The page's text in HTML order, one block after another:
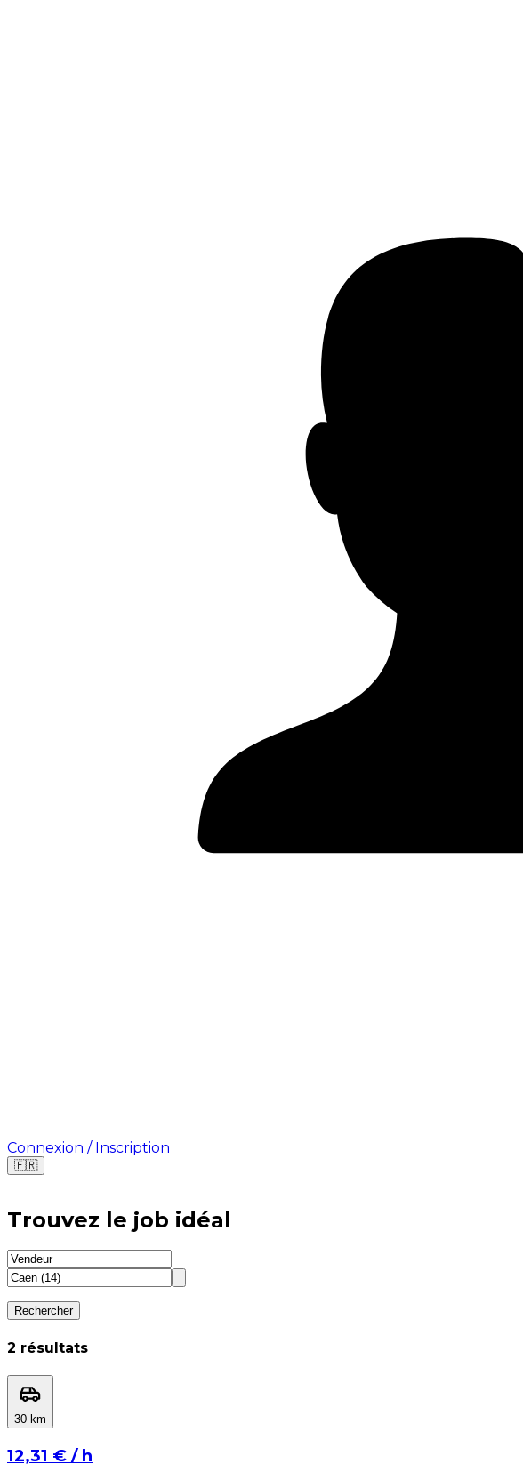
Connexion / Inscription
🇫🇷
🇫🇷France 🇺🇸USA
Trouvez le job idéal
Rechercher
⁨2⁩ résultats
⁨30⁩ km
⁨12,31 €⁩ / h